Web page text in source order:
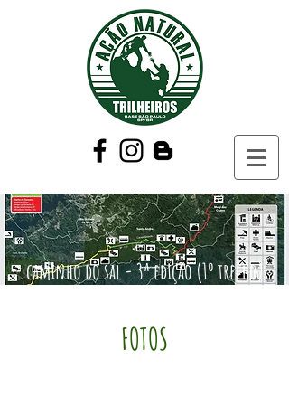
caminho do sal - 3ª edição (1º trecho)
FOTOS